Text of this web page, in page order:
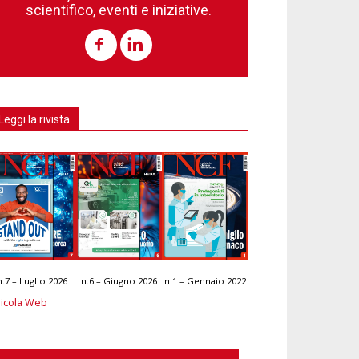
scientifico, eventi e iniziative.
la rivista
– Luglio 2026 n.6 – Giugno 2026 n.1 – Gennaio 2022
Web